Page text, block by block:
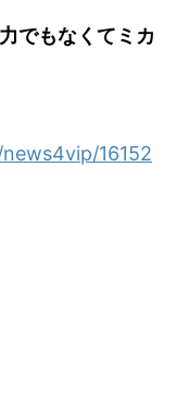
でもなくてミカ
16152